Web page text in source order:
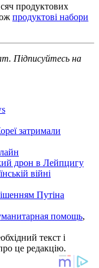
продуктових
продуктові набори
Підписуйтесь на
затримали
дрон в Лейпцигу
війні
Путіна
помощь,
текст і
це редакцію.